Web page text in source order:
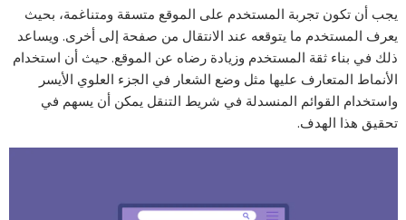
يجب أن تكون تجربة المستخدم على الموقع متسقة ومتناغمة، بحيث
يعرف المستخدم ما يتوقعه عند الانتقال من صفحة إلى أخرى. ويساعد
ذلك في بناء ثقة المستخدم وزيادة رضاه عن الموقع. حيث أن استخدام
الأنماط المتعارف عليها مثل وضع الشعار في الجزء العلوي الأيسر
واستخدام القوائم المنسدلة في شريط التنقل يمكن أن يسهم في
تحقيق هذا الهدف.